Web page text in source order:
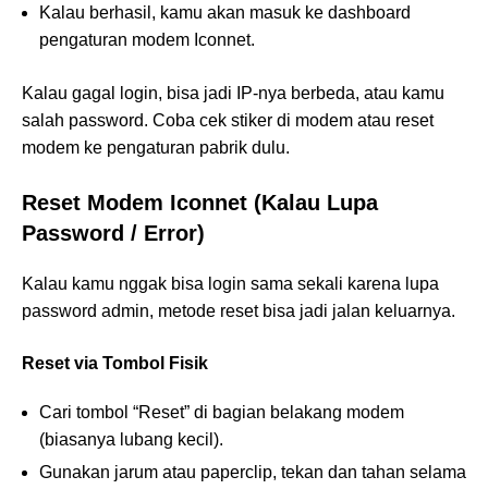
Kalau berhasil, kamu akan masuk ke dashboard
pengaturan modem Iconnet.
Kalau gagal login, bisa jadi IP-nya berbeda, atau kamu
salah password. Coba cek stiker di modem atau reset
modem ke pengaturan pabrik dulu.
Reset Modem Iconnet (Kalau Lupa
Password / Error)
Kalau kamu nggak bisa login sama sekali karena lupa
password admin, metode reset bisa jadi jalan keluarnya.
Reset via Tombol Fisik
Cari tombol “Reset” di bagian belakang modem
(biasanya lubang kecil).
Gunakan jarum atau paperclip, tekan dan tahan selama